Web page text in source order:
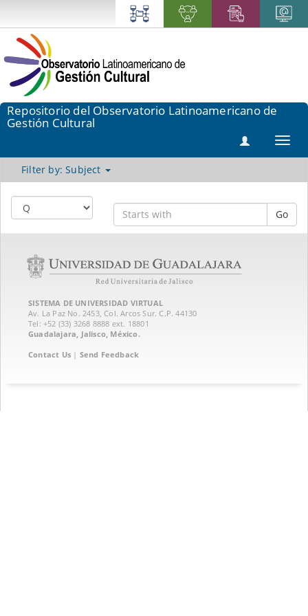
Repositorio del Observatorio Latinoamericano de
Gestión Cultural
Filter by: Subject
Go
SISTEMA DE UNIVERSIDAD VIRTUAL
Av. La Paz No. 2453, Col. Arcos Sur. C.P. 44130
Tel: +52 (33) 3268 8888‏ ext. 18801
Guadalajara, Jalisco, México.
Contact Us | Send Feedback